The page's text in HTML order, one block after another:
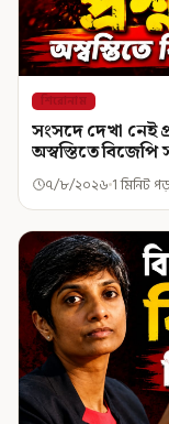
শিরোনাম
সংসদে দেখা নেই
অস্বস্তিতে বিজেপি
৭/৮/২০২৬ 1 মিনিট